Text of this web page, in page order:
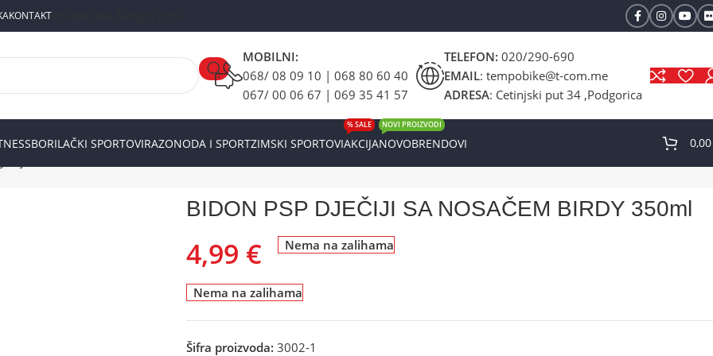
KONTAKT
MOBILNI:
068/ 08 09 10 | 068 80 60 40
067/ 00 06 67 | 069 35 41 57
TELEFON: 020/290-690
EMAIL: tempobike@t-com.me
ADRESA: Cetinjski put 34 ,Podgorica
BORILAČKI SPORTOVIRAZONODA I SPORTZIMSKI SPORTOVIAKCIJA
% SALE
NOVO
NOVI PROIZVODI
BRENDOVI
BIDON PSP DJEČIJI SA NOSAČEM BIRDY 350ml
4,99 € Nema na zalihama
Nema na zalihama
Šifra proizvoda: 3002-1